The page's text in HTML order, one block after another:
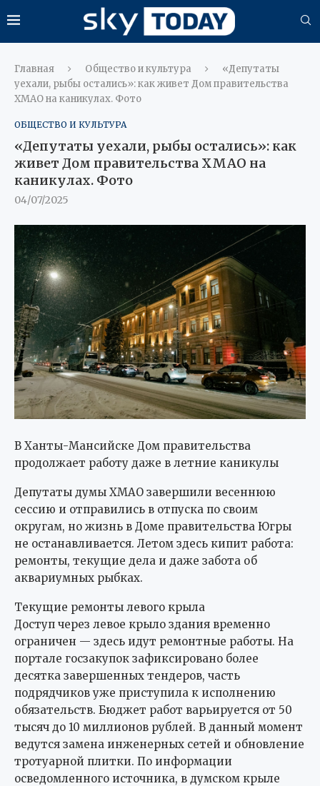
Главная Общество и культура
«Депутаты
уехали, рыбы остались»: как живет Дом правительства
ХМАО на каникулах. Фото
ОБЩЕСТВО И КУЛЬТУРА
«Депутаты уехали, рыбы остались»: как
живет Дом правительства ХМАО на
каникулах. Фото
04/07/2025
В Ханты-Мансийске Дом правительства
продолжает работу даже в летние каникулы
Депутаты думы ХМАО завершили весеннюю
сессию и отправились в отпуска по своим
округам, но жизнь в Доме правительства Югры
не останавливается. Летом здесь кипит работа:
ремонты, текущие дела и даже забота об
аквариумных рыбках.
Текущие ремонты левого крыла
Доступ через левое крыло здания временно
ограничен — здесь идут ремонтные работы. На
портале госзакупок зафиксировано более
десятка завершенных тендеров, часть
подрядчиков уже приступила к исполнению
обязательств. Бюджет работ варьируется от 50
тысяч до 10 миллионов рублей. В данный момент
ведутся замена инженерных сетей и обновление
тротуарной плитки. По информации
осведомленного источника, в думском крыле